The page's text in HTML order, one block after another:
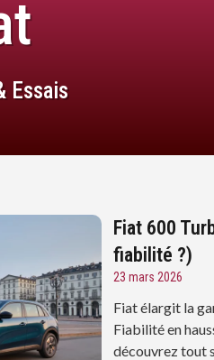
Essais
Fiat 600
fiabilité ?)
23 mars 2026
Fiat élargit la
Fiabilité en
découvrez tout